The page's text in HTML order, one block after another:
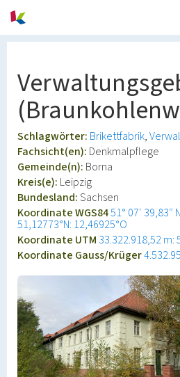
Schlagwörter: Brikettfabrik
Fachsicht(en): Denkmalpflege
Gemeinde(n): Borna
Kreis(e): Leipzig
Bundesland:Sachsen
Koordinate WGS8451° 07′ 39,83″
51,12773°N: 12,46925°O
Koordinate UTM 33.322.918,52 m:
Koordinate Gauss/Krüger